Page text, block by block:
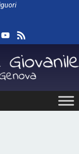
Instagram
YouTube